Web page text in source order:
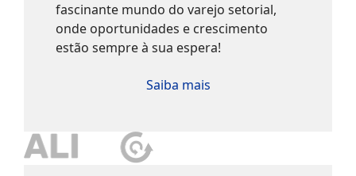
fascinante mundo do varejo setorial,
onde oportunidades e crescimento
estão sempre à sua espera!
Saiba mais